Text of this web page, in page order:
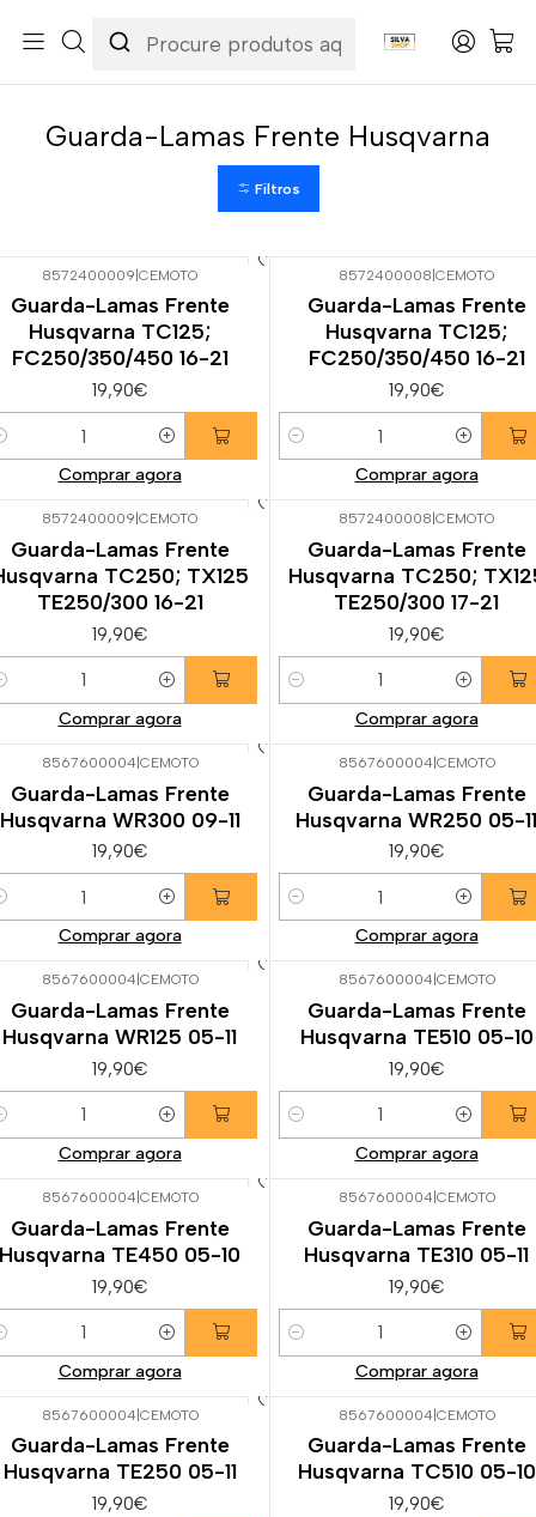
Carenagens & Plásticos
Guarda-Lamas Frente
Guarda-Lamas Frente Husqvarna
Guarda-Lamas Frente Husqvarna
Filtros
8572400009|CEMOTO
Guarda-Lamas Frente
Husqvarna TC125;
FC250/350/450 16-21
19,90€
Comprar agora
8572400008|CEMOTO
Guarda-Lamas Frente
Husqvarna TC125;
FC250/350/450 16-21
19,90€
Quantidade
Comprar agora
8572400009 CEMOTO
Guarda-Lamas Frente
TC250; TX125
TE250/300 16-21
19,90€
Comprar agora
8572400008 CEMOTO
Guarda-Lamas Frente
Husqvarna TC250;
TE250/300 17-21
19,90€
Quantidade
Comprar agora
8567600004|CEMOTO
Guarda-Lamas Frente
Husqvarna WR300 09-11
19,90€
Comprar agora
8567600004|CEMOTO
Guarda-Lamas Frente
Husqvarna WR250 05-11
19,90€
Quantidade
Comprar agora
8567600004| CEMOTO
Guarda-Lamas Frente
Husqvarna WR125 05-11
19,90€
Comprar agora
8567600004| CEMOTO
Guarda-Lamas Frente
Husqvarna TE510 05-10
19,90€
Quantidade
Comprar agora
8567600004| CEMOTO
Guarda-Lamas Frente
Husqvarna TE450 05-10
19,90€
Comprar agora
8567600004| CEMOTO
Guarda-Lamas Frente
Husqvarna TE310 05-11
19,90€
Quantidade
Comprar agora
8567600004|CEMOTO
Guarda-Lamas Frente
Husqvarna TE250 05-11
19,90€
8567600004|CEMOTO
Guarda-Lamas Frente
Husqvarna TC510 05-10
19,90€